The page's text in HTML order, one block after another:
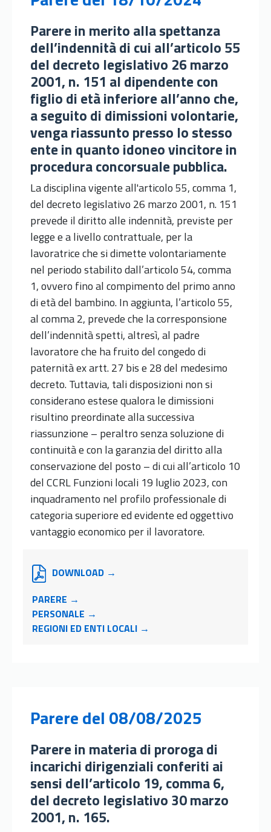
Parere in merito alla spettanza
dell’indennità di cui all’articolo 55
del decreto legislativo 26 marzo
2001, n. 151 al dipendente con
figlio di età inferiore all’anno che,
a seguito di dimissioni volontarie,
venga riassunto presso lo stesso
ente in quanto idoneo vincitore in
procedura concorsuale pubblica.
La disciplina vigente all'articolo 55, comma 1,
del decreto legislativo 26 marzo 2001, n. 151
prevede il diritto alle indennità, previste per
legge e a livello contrattuale, per la
lavoratrice che si dimette volontariamente
nel periodo stabilito dall’articolo 54, comma
1, ovvero fino al compimento del primo anno
di età del bambino. In aggiunta, l’articolo 55,
al comma 2, prevede che la corresponsione
dell’indennità spetti, altresì, al padre
lavoratore che ha fruito del congedo di
paternità ex artt. 27 bis e 28 del medesimo
decreto. Tuttavia, tali disposizioni non si
considerano estese qualora le dimissioni
risultino preordinate alla successiva
riassunzione – peraltro senza soluzione di
continuità e con la garanzia del diritto alla
conservazione del posto – di cui all’articolo 10
del CCRL Funzioni locali 19 luglio 2023, con
inquadramento nel profilo professionale di
categoria superiore ed evidente ed oggettivo
vantaggio economico per il lavoratore.
DOWNLOAD →
PARERE →
PERSONALE →
REGIONI ED ENTI LOCALI →
Pareredel 08/08/2025
parere in materia di proroga di
incarichi dirigenziali conferiti ai
sensi dell’articolo 19, comma 6,
del decreto legislativo 30 marzo
2001, n. 165.